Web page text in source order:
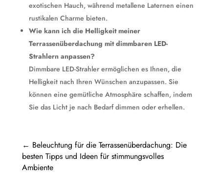
exotischen Hauch, während metallene Laternen einen
rustikalen Charme bieten.
Wie kann ich die Helligkeit meiner
Terrassenüberdachung mit dimmbaren LED-
Strahlern anpassen?
Dimmbare LED-Strahler ermöglichen es Ihnen, die
Helligkeit nach Ihren Wünschen anzupassen. Sie
können eine gemütliche Atmosphäre schaffen, indem
Sie das Licht je nach Bedarf dimmen oder erhellen.
← Beleuchtung für die Terrassenüberdachung: Die
besten Tipps und Ideen für stimmungsvolles
Ambiente